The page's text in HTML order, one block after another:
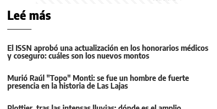
Leé más
El ISSN aprobó una actualización en los honorarios médicos
y coseguro: cuáles son los nuevos montos
Murió Raúl "Topo" Monti: se fue un hombre de fuerte
presencia en la historia de Las Lajas